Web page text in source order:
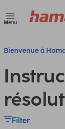
Menu
Bienvenue à
Filter